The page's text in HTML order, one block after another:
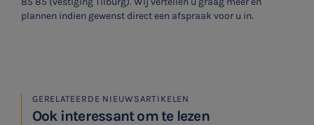
Stages
het topic: Stikstof
plannen indien gewenst direct een afspraak voor u in.
GERELATEERDE NIEUWSARTIKELEN
Ook interessant om te lezen